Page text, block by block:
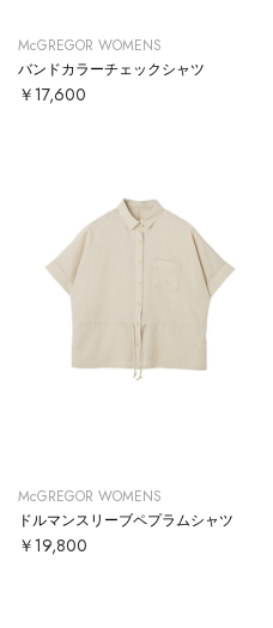
McGREGOR WOMENS
バンドカラーチェックシャツ
￥17,600
McGREGOR WOMENS
ドルマンスリーブペプラムシャツ
￥19,800